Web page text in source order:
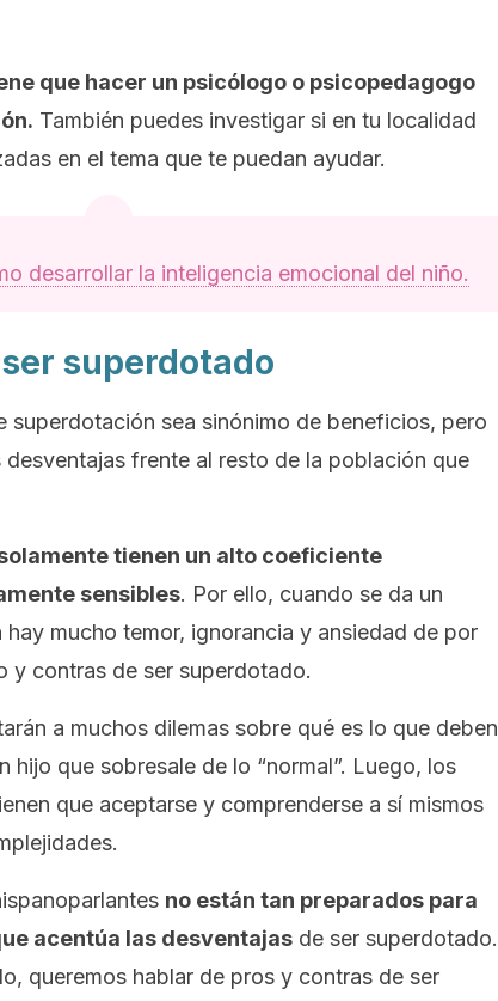
que hacer un psicólogo o psicopedagogo
También puedes investigar si en tu localidad
en el tema que te puedan ayudar.
desarrollar la inteligencia emocional del niño.
superdotado
superdotación sea sinónimo de beneficios, pero
frente al resto de la población que
tienen un alto coeficiente
sensibles. Por ello, cuando se da un
mucho temor, ignorancia y ansiedad de por
y contras de ser superdotado.
a muchos dilemas sobre qué es lo que deben
hijo que sobresale de lo “normal”. Luego, los
que aceptarse y comprenderse a sí mismos
no están tan preparados para
acentúa las desventajas de ser superdotado.
queremos hablar de pros y contras de ser